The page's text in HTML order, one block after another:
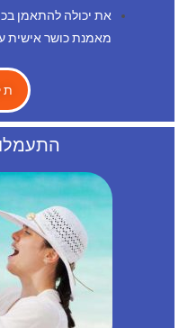
את יכולה להתאמן
מאמנת כושר אישית